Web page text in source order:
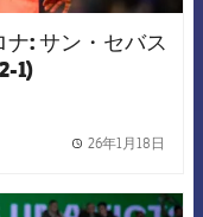
ナ: サン・セバス
1)
26年1月18日
badge